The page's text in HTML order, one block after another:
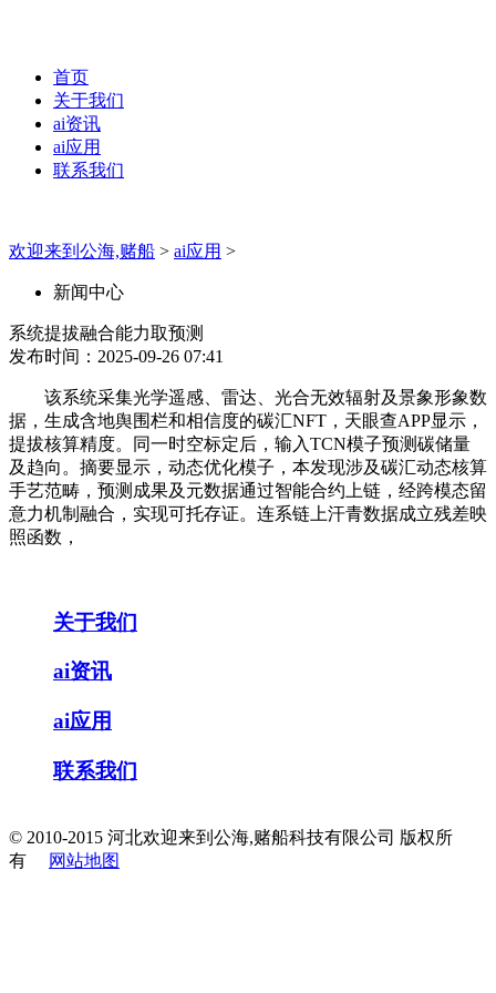
首页
关于我们
ai资讯
ai应用
联系我们
欢迎来到公海,赌船 > ai应用 >
新闻中心
系统提拔融合能力取预测
发布时间：2025-09-26 07:41
该系统采集光学遥感、雷达、光合无效辐射及景象形象数
据，生成含地舆围栏和相信度的碳汇NFT，天眼查APP显示，
提拔核算精度。同一时空标定后，输入TCN模子预测碳储量
及趋向。摘要显示，动态优化模子，本发现涉及碳汇动态核算
手艺范畴，预测成果及元数据通过智能合约上链，经跨模态留
意力机制融合，实现可托存证。连系链上汗青数据成立残差映
照函数，
关于我们
ai资讯
ai应用
联系我们
© 2010-2015 河北欢迎来到公海,赌船科技有限公司 版权所
有
网站地图